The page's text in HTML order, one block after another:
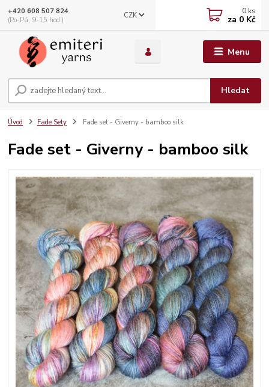
Menu
CZK
Hledat
+420 608 507 824
(Po-Pá, 9-15 hod.)
0 ks
za 0 Kč
Úvod Fade Sety Fade set - Giverny - bamboo silk
Fade set - Giverny - bamboo silk